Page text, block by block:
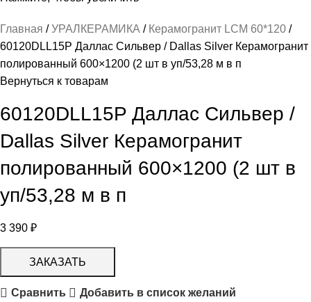
Главная УРАЛКЕРАМИКА
Керамогранит LCM 60*120
60120DLL15P Даллас Сильвер / Dallas Silver Керамогранит
полированный 600×1200 (2 шт в уп/53,28 м в п
Вернуться к товарам
60120DLL15P Даллас Сильвер /
Dallas Silver Керамогранит
полированный 600×1200 (2 шт в
уп/53,28 м в п
3 390 ₽
ЗАКАЗАТЬ
Сравнить Добавить в список желаний